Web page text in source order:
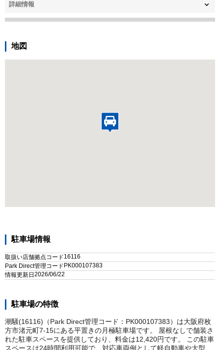
詳細情報
地図
駐車場情報
取扱い店舗拠点コード16116
Park Direct管理コード PK000107383
情報更新日 2026/06/22
駐車場の特徴
潮騒(16116)（Park Direct管理コード：PK000107383）は大阪府枚
方市渚元町7-15にある平置きの月極駐車場です。 屋根なしで舗装さ
れた駐車スペースを提供しており、料金は12,420円です。 この駐車
スペースは24時間利用可能で、対応車両例として軽自動車や大型